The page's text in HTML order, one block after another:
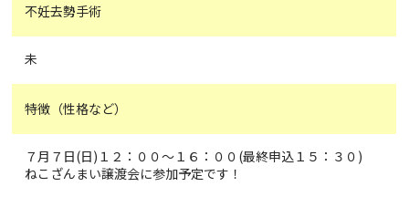
不妊去勢手術
未
特徴（性格など）
７月７日(日)１２：００～１６：００(最終申込１５：３０)
ねこざんまい譲渡会に参加予定です！